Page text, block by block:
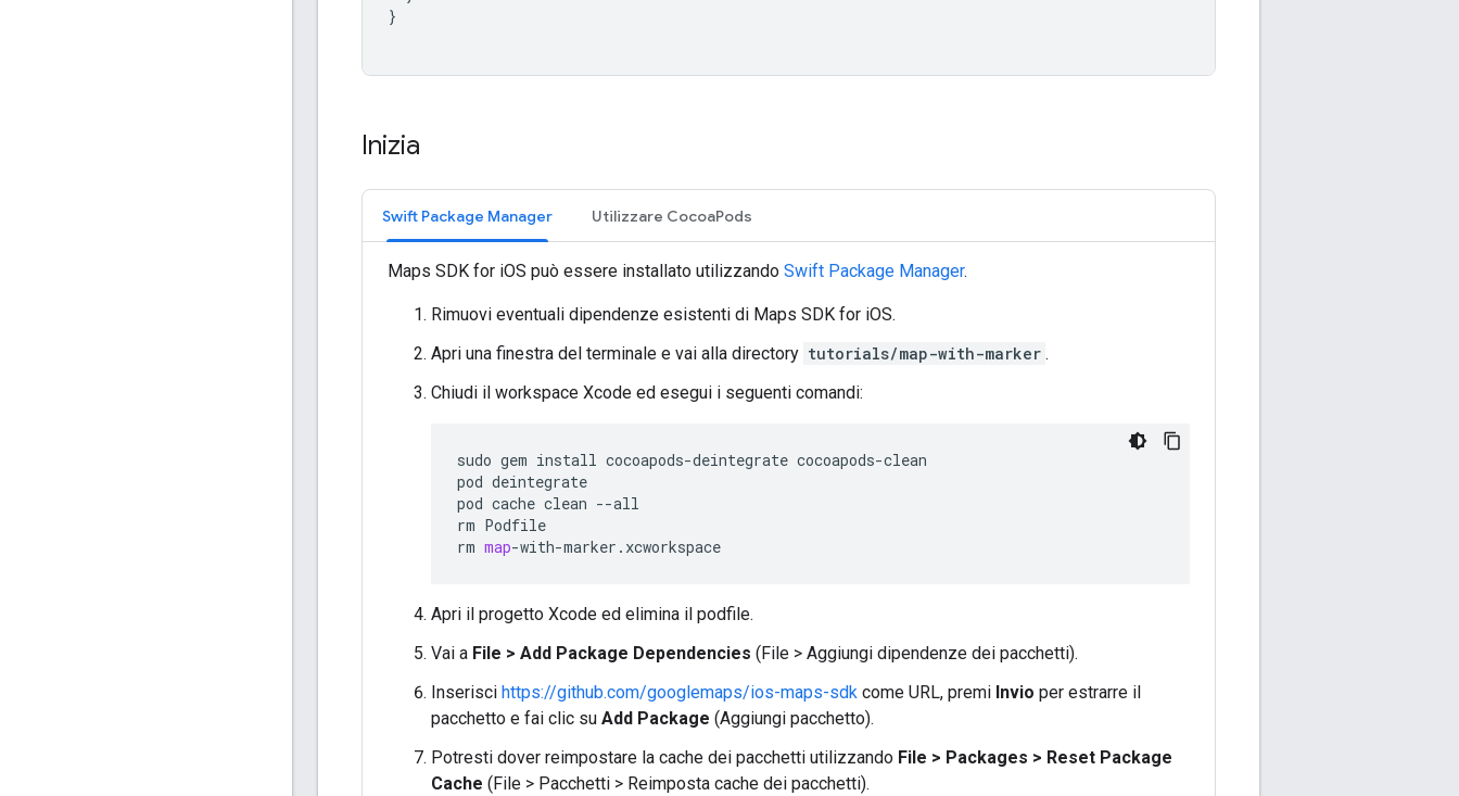
}
Inizia
Swift Package Manager Utilizzare CocoaPods
Maps SDK for iOS può essere installato utilizzando Swift Package Manager.
Rimuovi eventuali dipendenze esistenti di Maps SDK for iOS.
Apri una finestra del terminale e vai alla directory tutorials/map-with-marker .
Chiudi il workspace Xcode ed esegui i seguenti comandi:
sudo gem install cocoapods-deintegrate cocoapods-clean
pod deintegrate
pod cache clean --all
rm Podfile
rm map-with-marker . xcworkspace
Apri il progetto Xcode ed elimina il podfile.
Vai a File > Add Package Dependencies (File > Aggiungi dipendenze dei pacchetti).
Inserisci https://github.com/googlemaps/ios-maps-sdk come URL, premi Invio per estrarre il
pacchetto e fai clic su Add Package (Aggiungi pacchetto).
Potresti dover reimpostare la cache dei pacchetti utilizzando File > Packages > Reset Package
Cache (File > Pacchetti > Reimposta cache dei pacchetti).